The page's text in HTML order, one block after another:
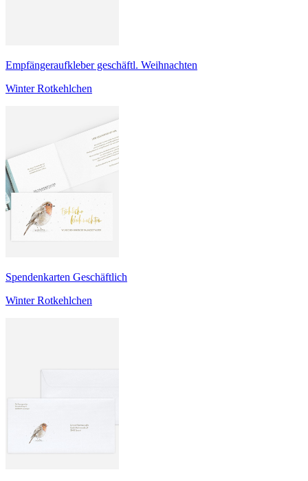
Empfängeraufkleber geschäftl. Weihnachten
Winter Rotkehlchen
Spendenkarten Geschäftlich
Winter Rotkehlchen